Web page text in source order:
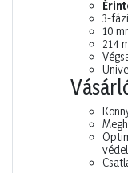
3-
10
214